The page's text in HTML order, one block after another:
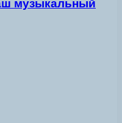
музыкальный